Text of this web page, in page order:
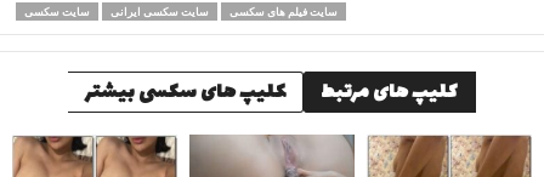
سایت سکسی
سایت سکسی ایرانی سایت فیلم های سکسی
کلیپ های مرتبط کلیپ های سکسی بیشتر